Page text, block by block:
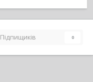
Підпищиків 0